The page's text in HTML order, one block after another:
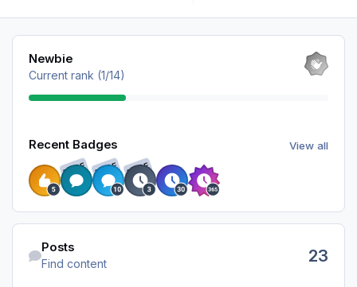
View all
Newbie
Current rank (1/14)
Recent Badges View all
RARE RARE RARE
Find content
Posts
Find content 23